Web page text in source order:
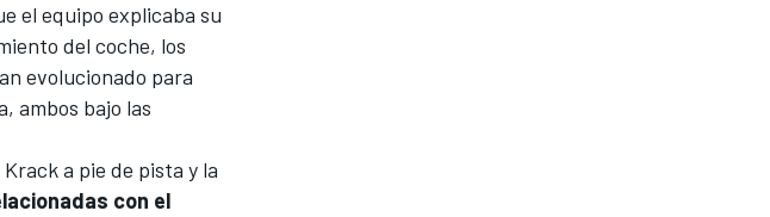
el equipo explicaba su
del coche, los
evolucionado para
ambos bajo las
a pie de pista y la
con el